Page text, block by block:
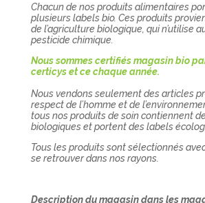
Chacun de nos produits alimentaires
plusieurs labels bio. Ces produits
de l’agriculture biologique, qui n’utilise
pesticide chimique.
Nous sommes certifiés magasin bio
certicys et ce chaque année.
Nous vendons seulement des articles
respect de l’homme et de
tous nos produits de soin contiennent
biologiques et portent des labels
Tous les produits sont sélectionnés
se retrouver dans nos rayons.
Description du magasin dans les